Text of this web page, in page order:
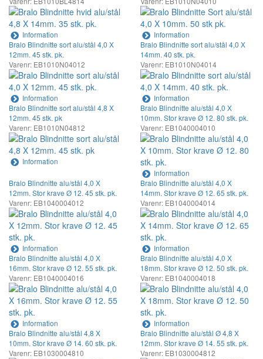
Information
Information
Bralo Blindnitte sort alu/stål 4,0 X
12mm. 45 stk. pk.
Varenr: EB1010N04012
Information
Bralo Blindnitte sort alu/stål 4,0 X
14mm. 40 stk. pk.
Varenr: EB1010N04014
Information
Bralo Blindnitte sort alu/stål 4,8 X
12mm. 45 stk. pk
Varenr: EB1010N04812
Information
Bralo Blindnitte alu/stål 4,0 X
10mm. Stor krave Ø 12. 80 stk. pk.
Varenr: EB1040004010
Information
Bralo Blindnitte alu/stål 4,0 X
12mm. Stor krave Ø 12. 45 stk. pk.
Varenr: EB1040004012
Information
Bralo Blindnitte alu/stål 4,0 X
14mm. Stor krave Ø 12. 65 stk. pk.
Varenr: EB1040004014
Information
Bralo Blindnitte alu/stål 4,0 X
16mm. Stor krave Ø 12. 55 stk. pk.
Varenr: EB1040004016
Information
Bralo Blindnitte alu/stål 4,0 X
18mm. Stor krave Ø 12. 50 stk. pk.
Varenr: EB1040004018
Information
Bralo Blindnitte alu/stål 4,8 X
10mm. Stor krave Ø 14. 60 stk. pk.
Varenr: EB1030004810
Bralo Blindnitte alu/stål Ø 4,8 X
12mm. Stor krave Ø 14. 55 stk. pk.
Varenr: EB1030004812